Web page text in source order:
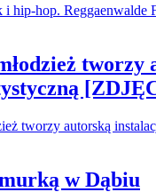
tworzy
w Dąbiu